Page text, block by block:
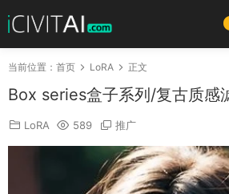
当前位置： 首页 LoRA 正文
Box series盒子系列/复古质感
LoRA 589 推广